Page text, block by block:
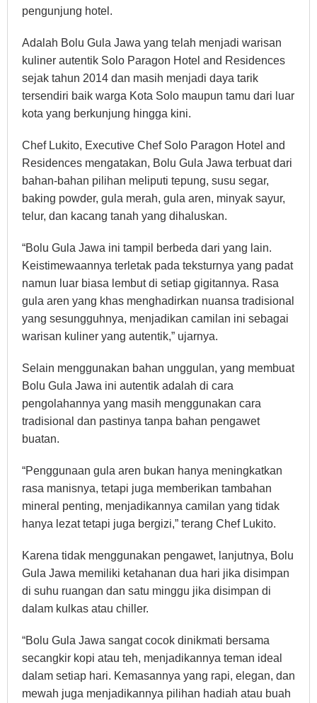
pengunjung hotel.
Adalah Bolu Gula Jawa yang telah menjadi warisan
kuliner autentik Solo Paragon Hotel and Residences
sejak tahun 2014 dan masih menjadi daya tarik
tersendiri baik warga Kota Solo maupun tamu dari luar
kota yang berkunjung hingga kini.
Chef Lukito, Executive Chef Solo Paragon Hotel and
Residences mengatakan, Bolu Gula Jawa terbuat dari
bahan-bahan pilihan meliputi tepung, susu segar,
baking powder, gula merah, gula aren, minyak sayur,
telur, dan kacang tanah yang dihaluskan.
“Bolu Gula Jawa ini tampil berbeda dari yang lain.
Keistimewaannya terletak pada teksturnya yang padat
namun luar biasa lembut di setiap gigitannya. Rasa
gula aren yang khas menghadirkan nuansa tradisional
yang sesungguhnya, menjadikan camilan ini sebagai
warisan kuliner yang autentik,” ujarnya.
Selain menggunakan bahan unggulan, yang membuat
Bolu Gula Jawa ini autentik adalah di cara
pengolahannya yang masih menggunakan cara
tradisional dan pastinya tanpa bahan pengawet
buatan.
“Penggunaan gula aren bukan hanya meningkatkan
rasa manisnya, tetapi juga memberikan tambahan
mineral penting, menjadikannya camilan yang tidak
hanya lezat tetapi juga bergizi,” terang Chef Lukito.
Karena tidak menggunakan pengawet, lanjutnya, Bolu
Gula Jawa memiliki ketahanan dua hari jika disimpan
di suhu ruangan dan satu minggu jika disimpan di
dalam kulkas atau chiller.
“Bolu Gula Jawa sangat cocok dinikmati bersama
secangkir kopi atau teh, menjadikannya teman ideal
dalam setiap hari. Kemasannya yang rapi, elegan, dan
mewah juga menjadikannya pilihan hadiah atau buah